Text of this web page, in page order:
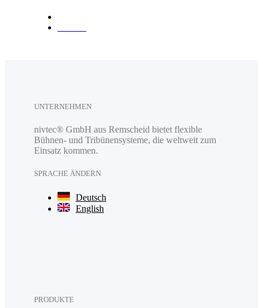
UNTERNEHMEN
nivtec® GmbH aus Remscheid bietet flexible
Bühnen- und Tribünensysteme, die weltweit zum
Einsatz kommen.
SPRACHE ÄNDERN
Deutsch
English
PRODUKTE